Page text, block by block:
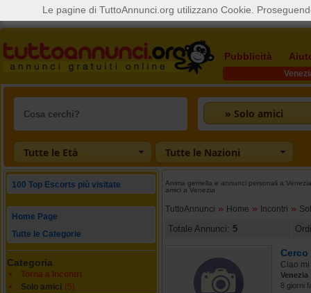
Pubblicità
» Solo amici
Tutte le Età Tutte le Nazioni
100 Top Escorts più visitate
Home Page
Tutte le Categorie
Categoria
Torna a Incontri
Solo amici (5)
Anima gemella e annunci personali a
amici a Venezia
TuttoAnnunci » Home » Incontri »
Totale Annunci: 5
Cerco
Ciao
Venezia
8 giorni
Le pagine di TuttoAnnunci.org utilizzano Cookie.